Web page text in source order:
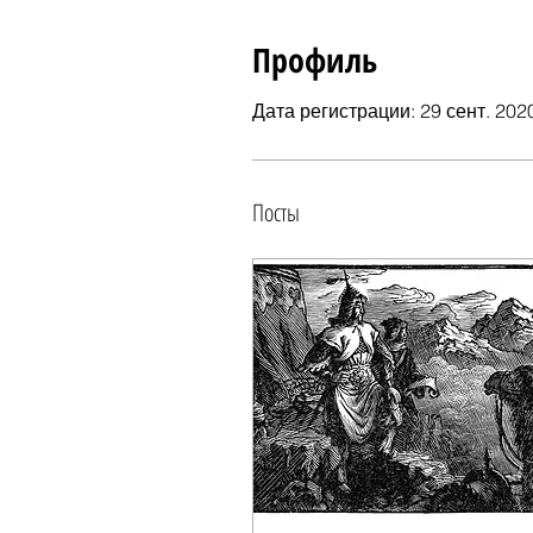
Профиль
Дата регистрации: 29 сент.
Посты